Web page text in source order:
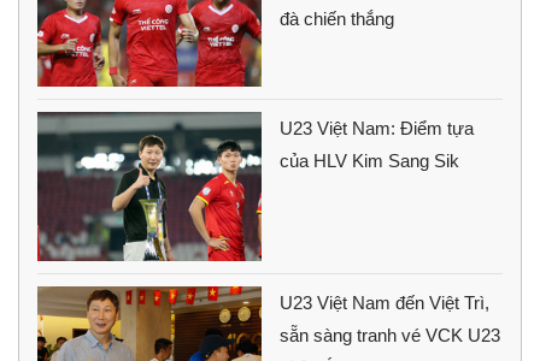
đà chiến thắng
U23 Việt Nam: Điểm tựa
của HLV Kim Sang Sik
U23 Việt Nam đến Việt Trì,
sẵn sàng tranh vé VCK U23